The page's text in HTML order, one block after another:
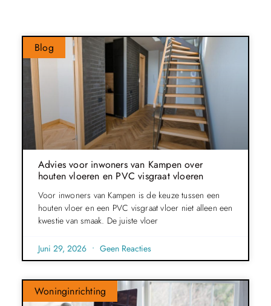
Blog
Advies voor inwoners van Kampen over
houten vloeren en PVC visgraat vloeren
Voor inwoners van Kampen is de keuze tussen een
houten vloer en een PVC visgraat vloer niet alleen een
kwestie van smaak. De juiste vloer
Juni 29, 2026 Geen Reacties
Woninginrichting